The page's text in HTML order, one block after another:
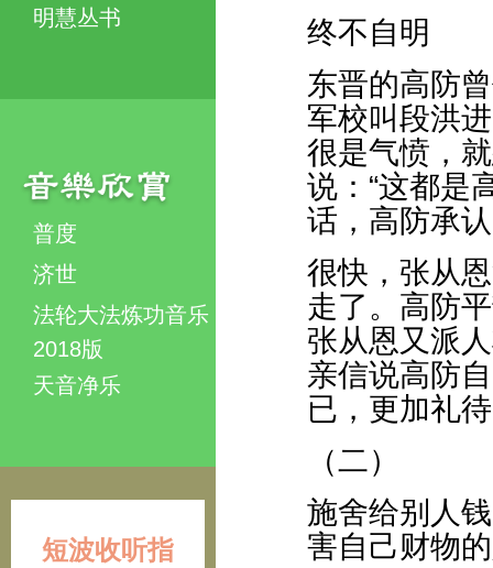
明慧丛书
普度
济世
法轮大法炼功音乐
2018版
天音净乐
短波收听指
终不自明
东晋的高防
军校叫段洪
很是气愤，
说：“这都是
话，高防承
很快，张从
走了。高防
张从恩又派
亲信说高防
已，更加礼
（二）
施舍给别人
害自己财物